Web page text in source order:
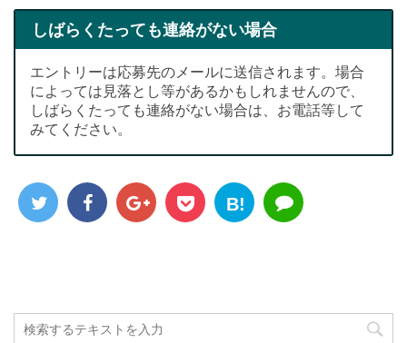
しばらくたっても連絡がない場合
エントリーは応募先のメールに送信されます。場合
によっては見落とし等があるかもしれませんので、
しばらくたっても連絡がない場合は、お電話等して
みてください。
B!